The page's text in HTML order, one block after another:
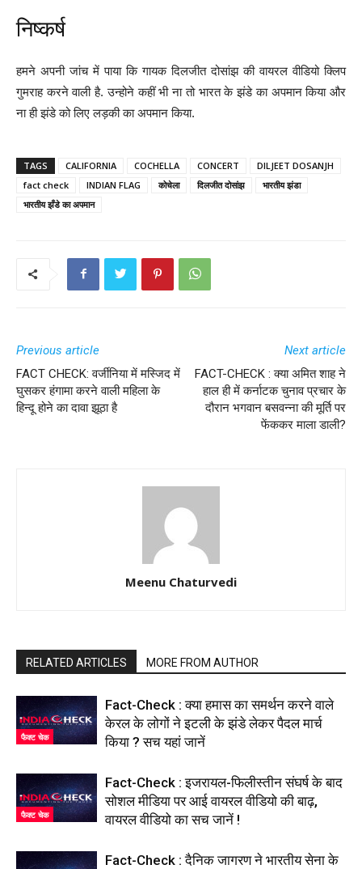
निष्कर्ष
हमने अपनी जांच में पाया कि गायक दिलजीत दोसांझ की वायरल वीडियो क्लिप
गुमराह करने वाली है. उन्होने कहीं भी ना तो भारत के झंडे का अपमान किया और
ना ही झंडे को लिए लड़की का अपमान किया.
TAGS CALIFORNIA COCHELLA CONCERT
DILJEET DOSANJH
fact check
INDIAN FLAG कोचेला दिलजीत दोसांझ
भारतीय झंडा
भारतीय झँडे का अपमान
Previous article
FACT CHECK: वर्जीनिया में मस्जिद में
घुसकर हंगामा करने वाली महिला के
हिन्दू होने का दावा झूठा है
Next article
FACT-CHECK : क्या अमित शाह ने
हाल ही में कर्नाटक चुनाव प्रचार के
दौरान भगवान बसवन्ना की मूर्ति पर
फेंककर माला डाली?
Meenu Chaturvedi
RELATED ARTICLES MORE FROM AUTHOR
फैक्ट चेक
Fact-Check : क्या हमास का समर्थन करने वाले
केरल के लोगों ने इटली के झंडे लेकर पैदल मार्च
किया ? सच यहां जानें
फैक्ट चेक
Fact-Check : इजरायल-फिलीस्तीन संघर्ष के बाद
सोशल मीडिया पर आई वायरल वीडियो की बाढ़,
वायरल वीडियो का सच जानें !
Fact-Check : दैनिक जागरण ने भारतीय सेना के